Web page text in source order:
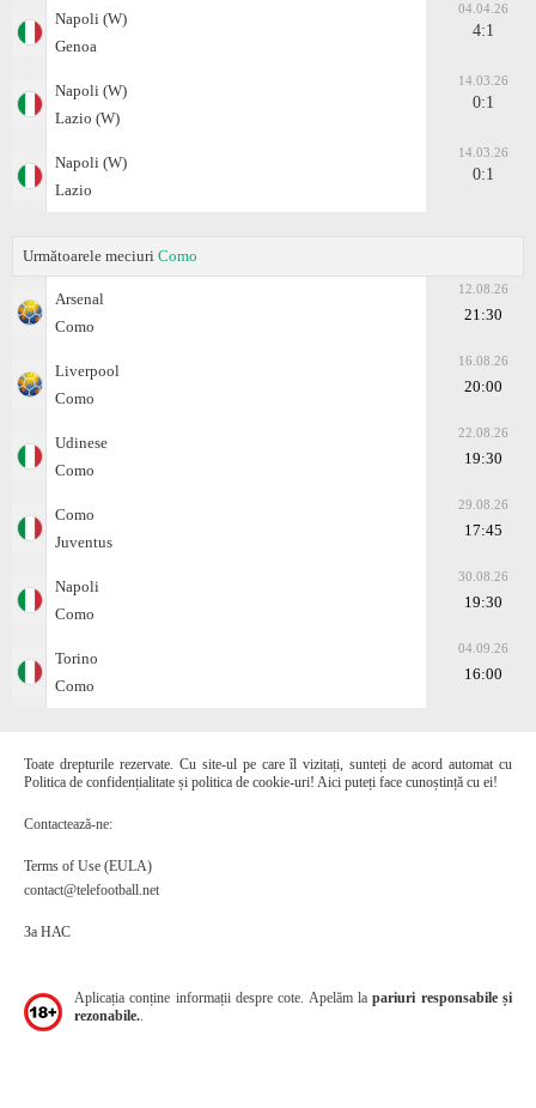
Napoli (W)
Genoa
04.04.26
4:1
Napoli (W)
Lazio (W)
14.03.26
0:1
Napoli (W)
Lazio
14.03.26
0:1
Următoarele meciuri Como
Arsenal
Como
12.08.26
21:30
Liverpool
Como
16.08.26
20:00
Udinese
Como
22.08.26
19:30
Como
Juventus
29.08.26
17:45
Napoli
Como
30.08.26
19:30
Torino
Como
04.09.26
16:00
Toate drepturile rezervate. Cu site-ul pe care îl vizitați, sunteți de acord automat cu
Politica de confidențialitate și politica de cookie-uri! Aici puteți face cunoștință cu ei!
Contactează-ne:
Terms of Use (EULA)
contact@telefootball.net
За НАС
Aplicația conține informații despre cote. Apelăm lapariuri responsabile și
rezonabile.